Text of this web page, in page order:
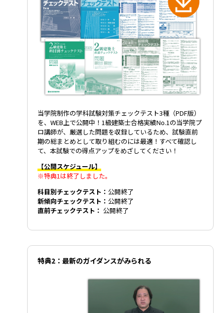
当学院制作の学科試験対策チェックテスト3種（PDF版）
を、WEB上で公開中！1級建築士合格実績No.1の当学院プ
ロ講師が、厳選した問題を収録しているため、試験直前
期の総まとめとして取り組むのには最適！すべて確認し
て、本試験での得点アップをめざしてください！
【公開スケジュール】
※特典1は終了しました。
科目別チェックテスト： 公開終了
新傾向チェックテスト： 公開終了
直前チェックテスト： 公開終了
特典2：最新のガイダンスがみられる